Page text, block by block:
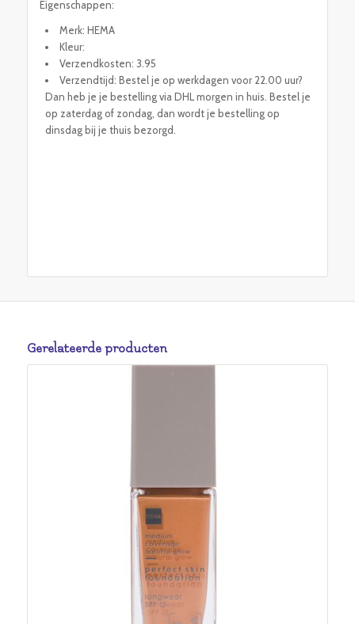
Eigenschappen:
Merk: HEMA
Kleur:
Verzendkosten: 3.95
Verzendtijd: Bestel je op werkdagen voor 22.00 uur?
Dan heb je je bestelling via DHL morgen in huis. Bestel je
op zaterdag of zondag, dan wordt je bestelling op
dinsdag bij je thuis bezorgd.
Gerelateerde producten